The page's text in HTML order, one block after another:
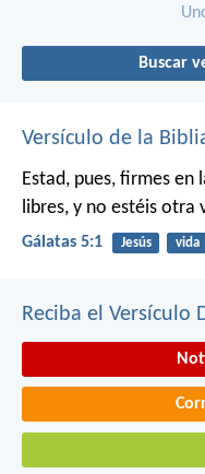
Buscar
Versículo de la
Estad, pues, firmes en
libres, y no estéis otra
Gálatas 5:1 Jesús vida
Reciba el Versículo